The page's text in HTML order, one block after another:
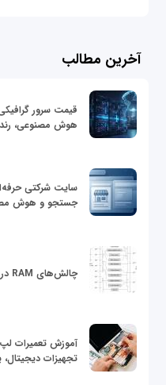
آخرین مطالب
هوش مصنوعی،
سایت شرکتی
جستجو و هوش
چالش‌های RAM در Workloadهای محاسباتی HPC
آموزش تعمیرات
تجهیزات